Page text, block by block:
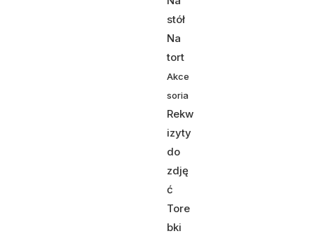
stół
Na
tort
Akce
soria
Rekw
izyty
do
zdję
ć
Tore
bki